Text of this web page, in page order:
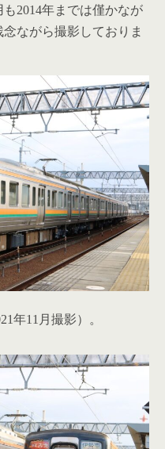
2014年までは僅かなが
ながら撮影しておりま
年11月撮影）。